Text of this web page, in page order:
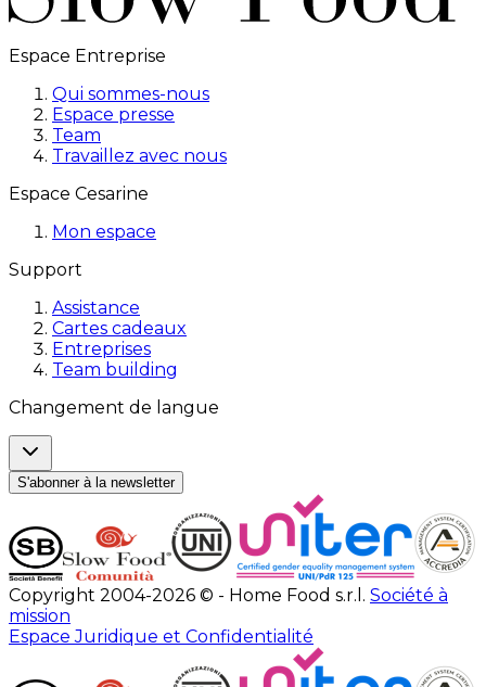
Espace Entreprise
Qui sommes-nous
Espace presse
Team
Travaillez avec nous
Espace Cesarine
Mon espace
Support
Assistance
Cartes cadeaux
Entreprises
Team building
Changement de langue
S'abonner à la newsletter
Copyright 2004-2026 © - Home Food s.r.l. Société à
mission
Espace Juridique et Confidentialité